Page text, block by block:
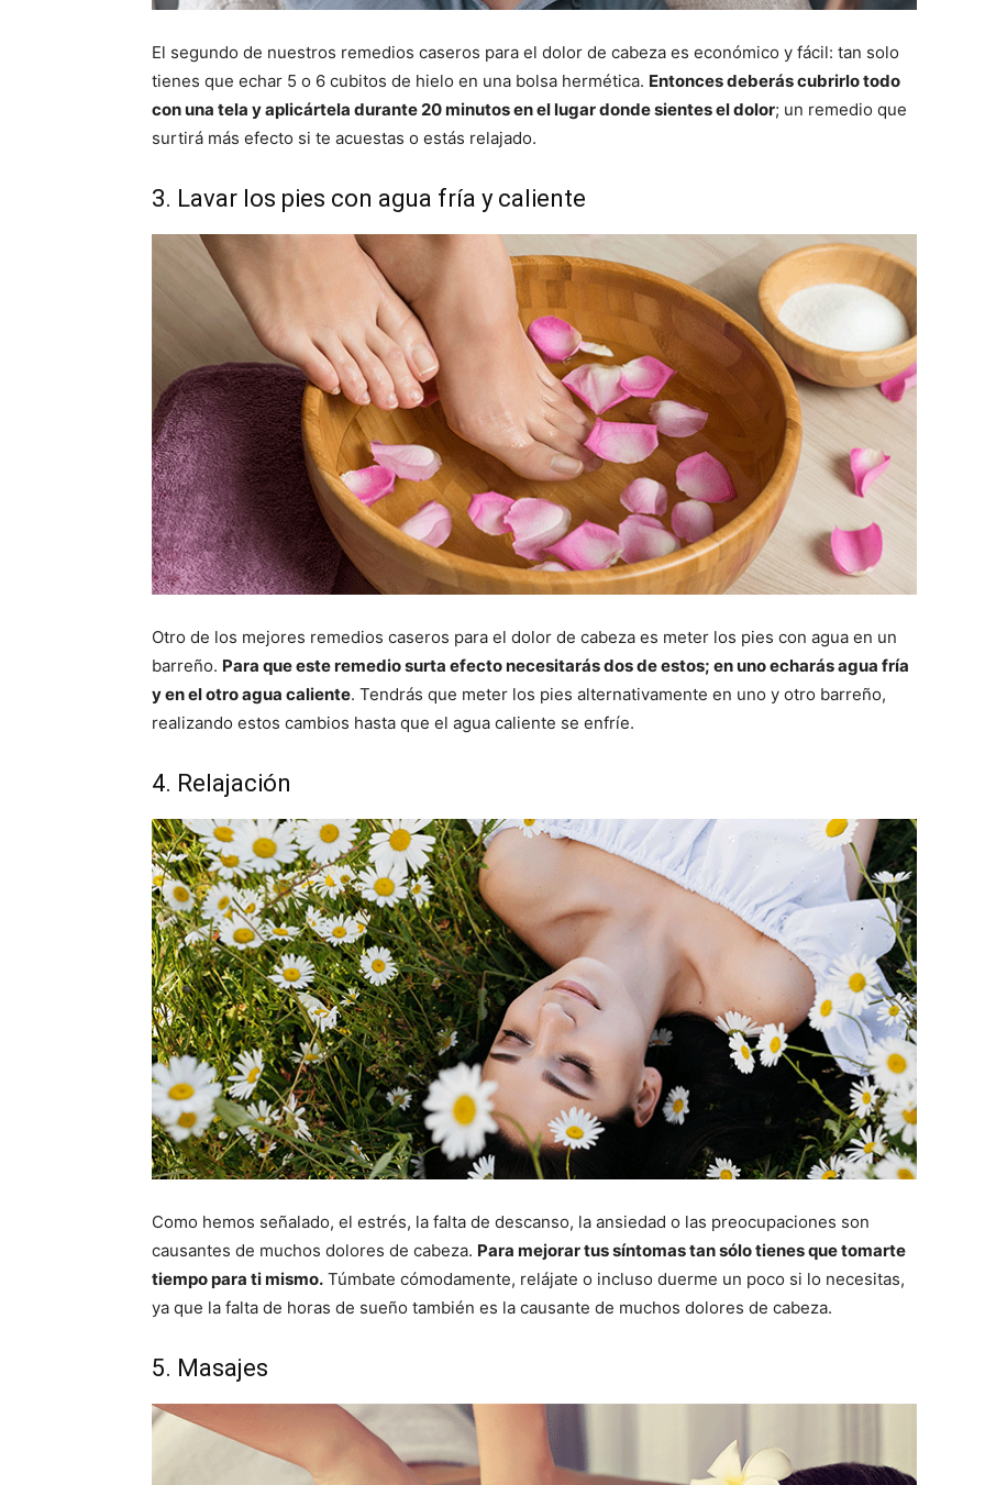
El segundo de nuestros remedios caseros para el dolor de cabeza es económico y fácil: tan solo
tienes que echar 5 o 6 cubitos de hielo en una bolsa hermética. Entonces deberás cubrirlo todo
con una tela y aplicártela durante 20 minutos en el lugar donde sientes el dolor; un remedio que
surtirá más efecto si te acuestas o estás relajado.
3. Lavar los pies con agua fría y caliente
Otro de los mejores remedios caseros para el dolor de cabeza es meter los pies con agua en un
barreño. Para que este remedio surta efecto necesitarás dos de estos; en uno echarás agua fría
y en el otro agua caliente. Tendrás que meter los pies alternativamente en uno y otro barreño,
realizando estos cambios hasta que el agua caliente se enfríe.
4. Relajación
Como hemos señalado, el estrés, la falta de descanso, la ansiedad o las preocupaciones son
causantes de muchos dolores de cabeza. Para mejorar tus síntomas tan sólo tienes que tomarte
tiempo para ti mismo. Túmbate cómodamente, relájate o incluso duerme un poco si lo necesitas,
ya que la falta de horas de sueño también es la causante de muchos dolores de cabeza.
5. Masajes